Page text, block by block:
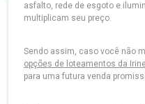
asfalto, rede de esgoto e
multiplicam seu preço.
Sendo assim, caso você não
opções de loteamentos da
para uma futura venda